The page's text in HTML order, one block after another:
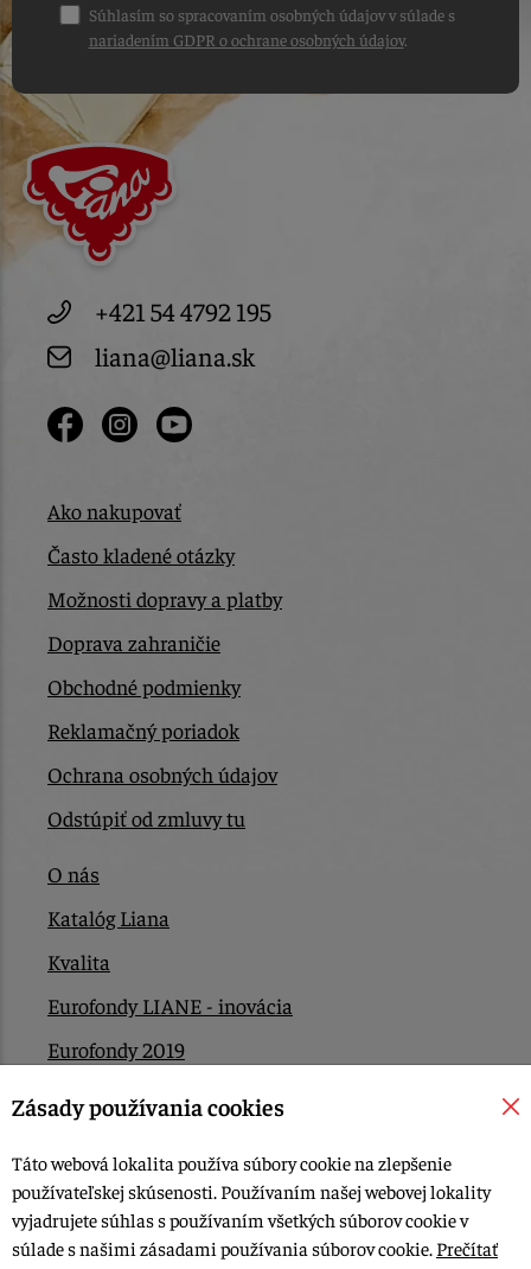
Súhlasím so spracovaním osobných údajov v súlade s
nariadením GDPR o ochrane osobných údajov.
+421 54 4792 195
liana@liana.sk
Ako nakupovať
Často kladené otázky
Možnosti dopravy a platby
Doprava zahraničie
Obchodné podmienky
Reklamačný poriadok
Ochrana osobných údajov
Odstúpiť od zmluvy tu
O nás
Katalóg Liana
Kvalita
Eurofondy LIANE - inovácia
Eurofondy 2019
Eurofondy 2022/2023
Kontakt
© 2015-2026, LIANA GOLIAŠ s.r.o. všetky práva vyhradené.
Zásady používania cookies
Táto webová lokalita používa súbory cookie na zlepšenie
používateľskej skúsenosti. Používaním našej webovej lokality
vyjadrujete súhlas s používaním všetkých súborov cookie v
súlade s našimi zásadami používania súborov cookie. Prečítať